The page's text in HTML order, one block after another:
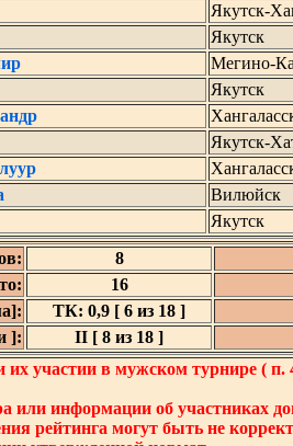
Якутск-
Якутск
Мегино-
Якутск
Якутск-
Вилюйск
Якутск
8
16
ТК: 0,9 [ 6 из 18 ]
]:
II [ 8 из 18 ]
участии в мужском турнире ( п.
или информации об участниках
рейтинга могут быть не